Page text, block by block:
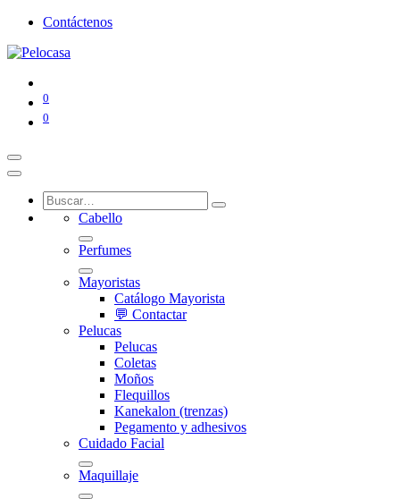
Contáctenos
0
0
Cabello
Perfumes
Mayoristas
Catálogo Mayorista
💬 Contactar
Pelucas
Pelucas
Coletas
Moños
Flequillos
Kanekalon (trenzas)
Pegamento y adhesivos
Cuidado Facial
Maquillaje